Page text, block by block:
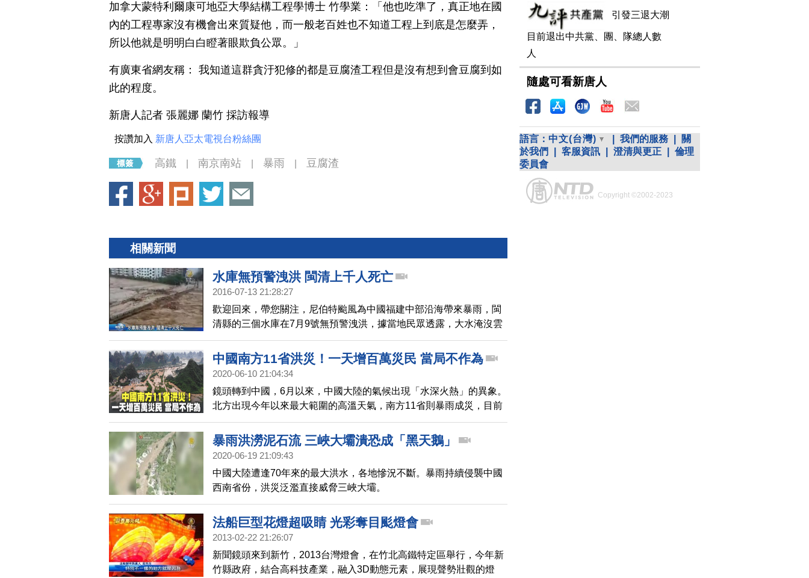
加拿大蒙特利爾康可地亞大學結構工程學博士 竹學業：「他也吃準了，真正地在國
內的工程專家沒有機會出來質疑他，而一般老百姓也不知道工程上到底是怎麼弄，
所以他就是明明白白瞪著眼欺負公眾。」
有廣東省網友稱： 我知道這群貪汙犯修的都是豆腐渣工程但是沒有想到會豆腐到如
此的程度。
新唐人記者 張麗娜 蘭竹 採訪報導
按讚加入 新唐人亞太電視台粉絲團
高鐵 南京南站 暴雨 豆腐渣
相關新聞
水庫無預警洩洪 閩清上千人死亡
2016-07-13 21:28:27
歡迎回來，帶您關注，尼伯特颱風為中國福建中部沿海帶來暴雨，閩
清縣的三個水庫在7月9號無預警洩洪，據當地民眾透露，大水淹沒雲
龍、塔莊、坂東等多個城鎮。光是坂東鎮就有200多人死亡，估計閩
清縣死亡人數高達上千人。
中國南方11省洪災！一天增百萬災民 當局不作為
2020-06-10 21:04:34
鏡頭轉到中國，6月以來，中國大陸的氣候出現「水深火熱」的異象。
北方出現今年以來最大範圍的高溫天氣，南方11省則暴雨成災，目前
已有超過260萬人次受災，與前一天的統計相比，不到一天時間，就
暴增百萬災民，直接經濟損失，達到40.4億元人民幣，約等同近170億
新台幣。災區民眾批評，如此大面積的洪災，中共當局卻不作為，中
暴雨洪澇泥石流 三峽大壩潰恐成「黑天鵝」
2020-06-19 21:09:43
中國大陸遭逢70年來的最大洪水，各地慘況不斷。暴雨持續侵襲中國
西南省份，洪災泛濫直接威脅三峽大壩。
法船巨型花燈超吸睛 光彩奪目颩燈會
2013-02-22 21:26:07
新聞鏡頭來到新竹，2013台灣燈會，在竹北高鐵特定區舉行，今年新
竹縣政府，結合高科技產業，融入3D動態元素，展現聲勢壯觀的燈
引發三退大潮
目前退出中共黨、團、隊總人數
人
隨處可看新唐人
語言： 中文(台灣) 我們的服務
關
於我們
客服資訊 澄清與更正
倫理
委員會
Copyright ©2002-2023